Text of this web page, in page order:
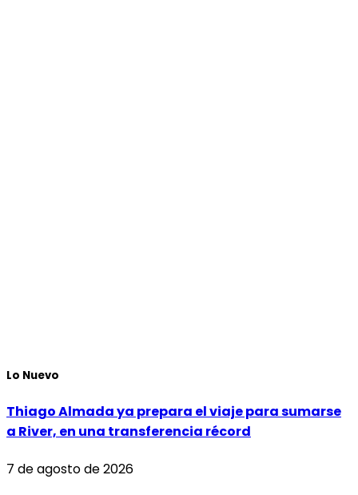
Lo Nuevo
Thiago Almada ya prepara el viaje para sumarse
a River, en una transferencia récord
7 de agosto de 2026